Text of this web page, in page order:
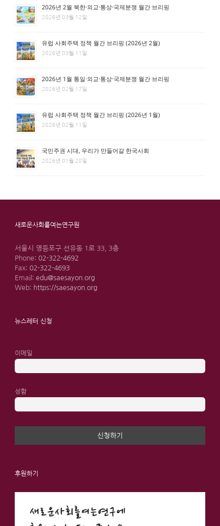
2026년 2월 북한·외교·통상·국제분쟁 월간 브리핑
2026년 03월 12일
유럽 사회주택 정책 월간 브리핑 (2026년 2월)
2026년 03월 11일
2026년 1월 통일·외교·통상·국제분쟁 월간 브리핑
2026년 02월 17일
유럽 사회주택 정책 월간 브리핑 (2026년 1월)
2026년 02월 11일
국민주권 시대, 우리가 만들어갈 한국사회
2026년 01월 28일
새로운사회를여는연구원
서울시 영등포구 선유동 1로 33, 3층
Phone: 02-322-4692
Fax: 02-322-4693
Email: edu@saesayon.org
Web: https://saesayon.org
뉴스레터 신청
이메일
성함
후원하기